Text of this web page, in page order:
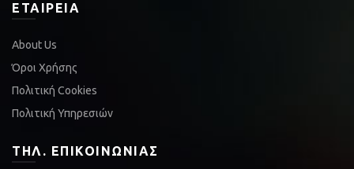
ΕΤΑΙΡΕΊΑ
About Us
Όροι Χρήσης
Πολιτική Cookies
Πολιτική Υπηρεσιών
ΤΗΛ. ΕΠΙΚΟΙΝΩΝΊΑΣ